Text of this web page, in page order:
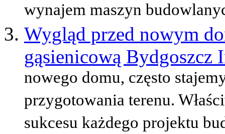
wynajem maszyn
Wygląd przed nowym
gąsienicową Bydgoszcz
nowego domu, często
przygotowania terenu.
sukcesu każdego projektu